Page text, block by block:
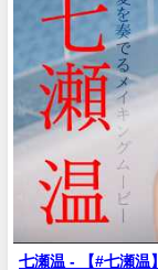
七瀬温 - 【#七瀬温